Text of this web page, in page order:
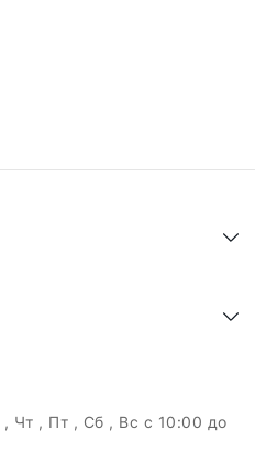
Чт , Пт , Сб , Вс c 10:00 до